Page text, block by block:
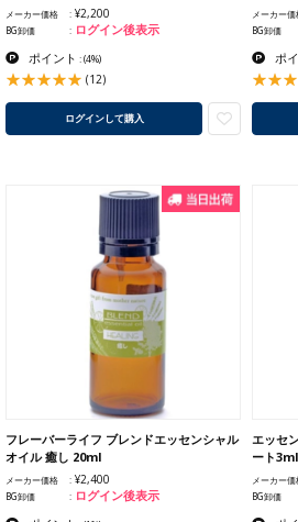
メーカー価格 ¥2,200
BG卸価 ログイン後表示
ポイント :(4%)
(12)
ログインして購入
メーカー価
BG卸価
ポ
フレーバーライフ ブレンドエッセンシャル
オイル 癒し 20ml
メーカー価格 ¥2,400
BG卸価 ログイン後表示
エッセ
ート
メーカー価
BG卸価